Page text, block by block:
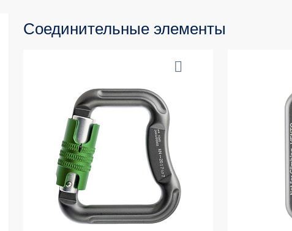
Соединительные элементы